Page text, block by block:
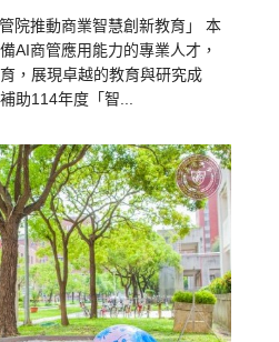
院推動商業智慧創新教育」 本
AI商管應用能力的專業人才，
，展現卓越的教育與研究成
助114年度「智...